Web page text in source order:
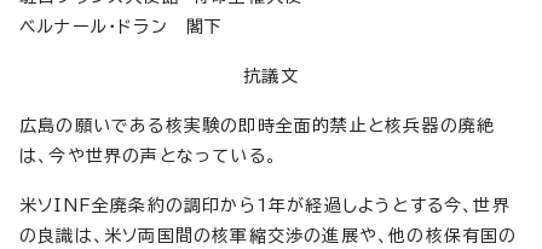
ベルナール・ドラン 閣下
抗議文
広島の願いである核実験の即時全面的禁止と核兵器の廃絶
は、今や世界の声となっている。
米ソINF全廃条約の調印から1年が経過しようとする今、世界
の良識は、米ソ両国間の核軍縮交渉の進展や、他の核保有国の